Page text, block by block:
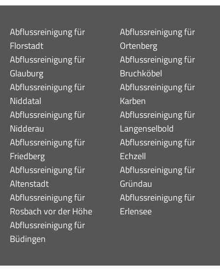
Abflussreinigung für
Florstadt
Abflussreinigung für
Glauburg
Abflussreinigung für
Niddatal
Abflussreinigung für
Nidderau
Abflussreinigung für
Friedberg
Abflussreinigung für
Altenstadt
Abflussreinigung für
Rosbach vor der Höhe
Abflussreinigung für
Büdingen
Abflussreinigung für
Ortenberg
Abflussreinigung für
Bruchköbel
Abflussreinigung für
Karben
Abflussreinigung für
Langenselbold
Abflussreinigung für
Echzell
Abflussreinigung für
Gründau
Abflussreinigung für
Erlensee